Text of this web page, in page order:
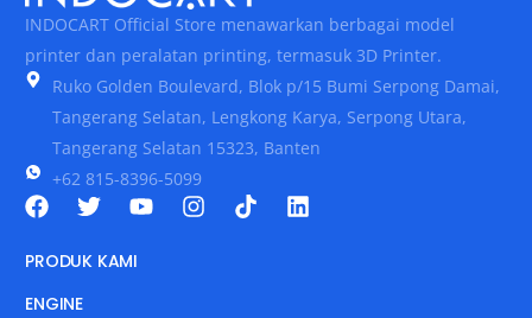
INDOCART Official Store menawarkan berbagai model
printer dan peralatan printing, termasuk 3D Printer.
Ruko Golden Boulevard, Blok p/15 Bumi Serpong Damai,
Tangerang Selatan, Lengkong Karya, Serpong Utara,
Tangerang Selatan 15323, Banten
+62 815-8396-5099
PRODUK KAMI
ENGINE